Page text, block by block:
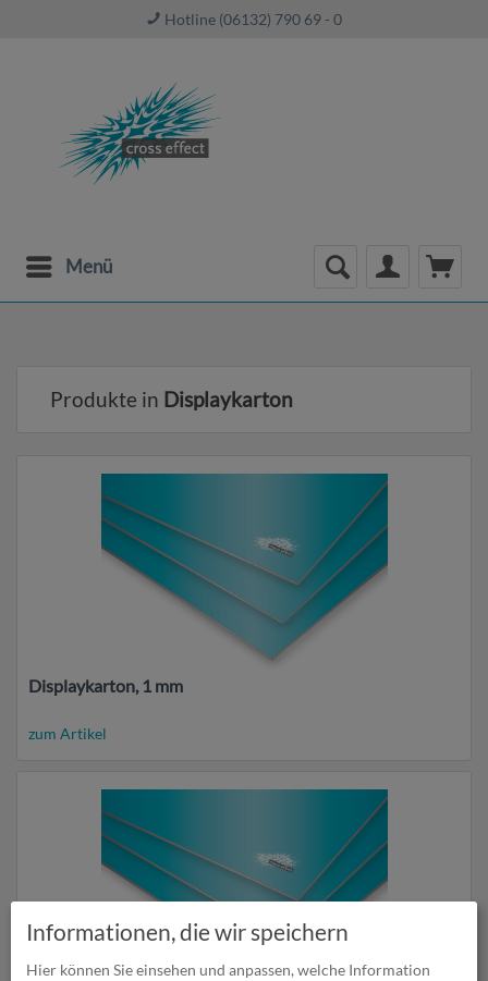
Hotline (06132) 790 69 - 0
Menü
Produkte in Displaykarton
Displaykarton, 1 mm
zum Artikel
Informationen, die wir speichern
Hier können Sie einsehen und anpassen, welche Information